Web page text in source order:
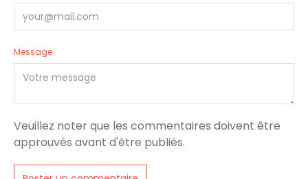
Message
Veuillez noter que les commentaires doivent être
approuvés avant d'être publiés.